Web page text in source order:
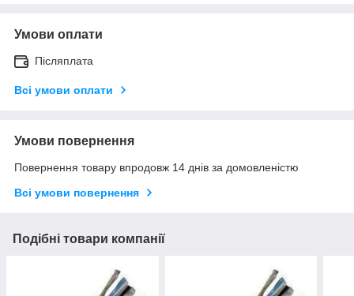
Умови оплати
Післяплата
Всі умови оплати
Умови повернення
Повернення товару впродовж 14 днів за домовленістю
Всі умови повернення
Подібні товари компанії